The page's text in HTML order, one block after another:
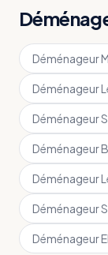
Déménageur
Déménageur
Déménageur
Déménageur
Déménageur
Déménageur
Déménageur